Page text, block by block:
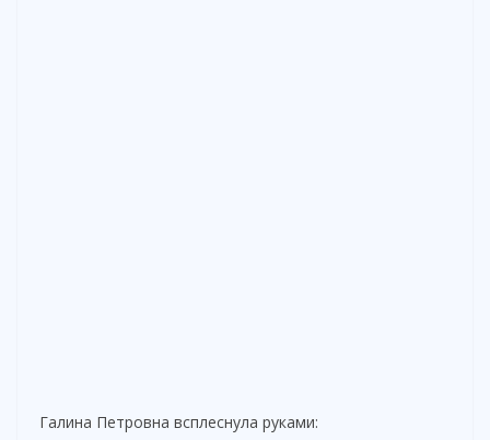
Галина Петровна всплеснула руками: